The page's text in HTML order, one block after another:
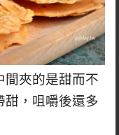
間夾的是甜而不
甜，咀嚼後還多